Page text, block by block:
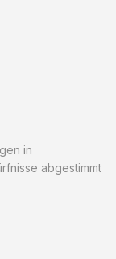
in
abgestimmt